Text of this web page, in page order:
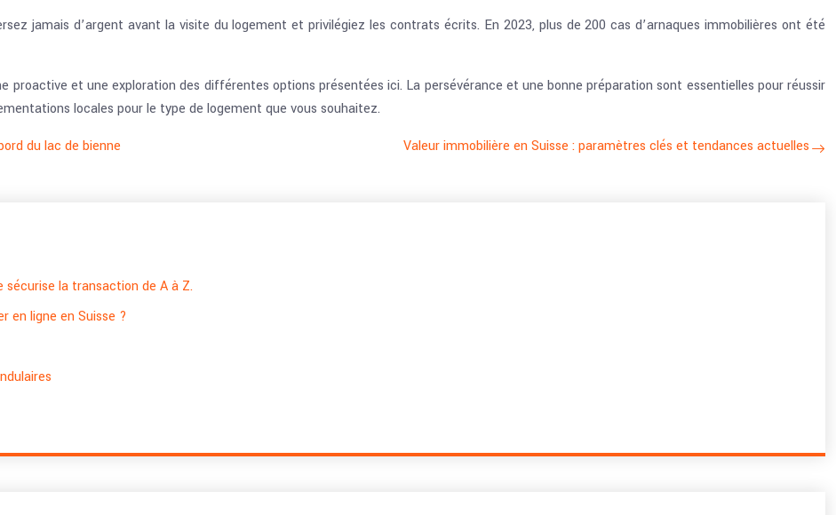
jamais d’argent avant la visite du logement et privilégiez les contrats écrits. En 2023, plus de 200 cas d’arnaques immobilières ont été
proactive et une exploration des différentes options présentées ici. La persévérance et une bonne préparation sont essentielles pour réussir
locales pour le type de logement que vous souhaitez.
du lac de bienne
Valeur immobilière en Suisse : paramètres clés et tendances actuelles
la transaction de A à Z.
en ligne en Suisse ?